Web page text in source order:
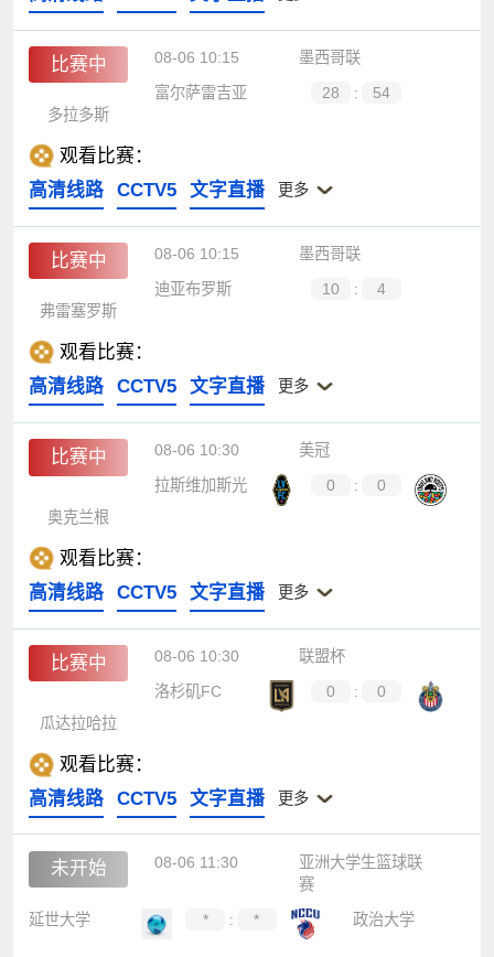
比赛中 08-06 10:15
墨西哥联
富尔萨雷吉亚
28 :
54
多拉多斯
观看比赛：
高清线路
CCTV5 文字直播 更多
比赛中 08-06 10:15
墨西哥联
迪亚布罗斯
10 :
4
弗雷塞罗斯
观看比赛：
高清线路
CCTV5 文字直播 更多
比赛中 08-06 10:30
美冠
拉斯维加斯光
0 :
0
奥克兰根
观看比赛：
高清线路
CCTV5 文字直播 更多
比赛中 08-06 10:30
联盟杯
洛杉矶FC
0 :
0
瓜达拉哈拉
观看比赛：
高清线路
CCTV5 文字直播 更多
未开始 08-06 11:30
亚洲大学生篮球联
赛
延世大学
* : * 政治大学